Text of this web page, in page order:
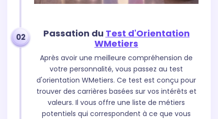
Passation du Test d'Orientation
WMetiers
Après avoir une meilleure compréhension de
votre personnalité, vous passez au test
d'orientation WMetiers. Ce test est conçu pour
trouver des carrières basées sur vos intérêts et
valeurs. Il vous offre une liste de métiers
potentiels qui correspondent à ce que vous
02